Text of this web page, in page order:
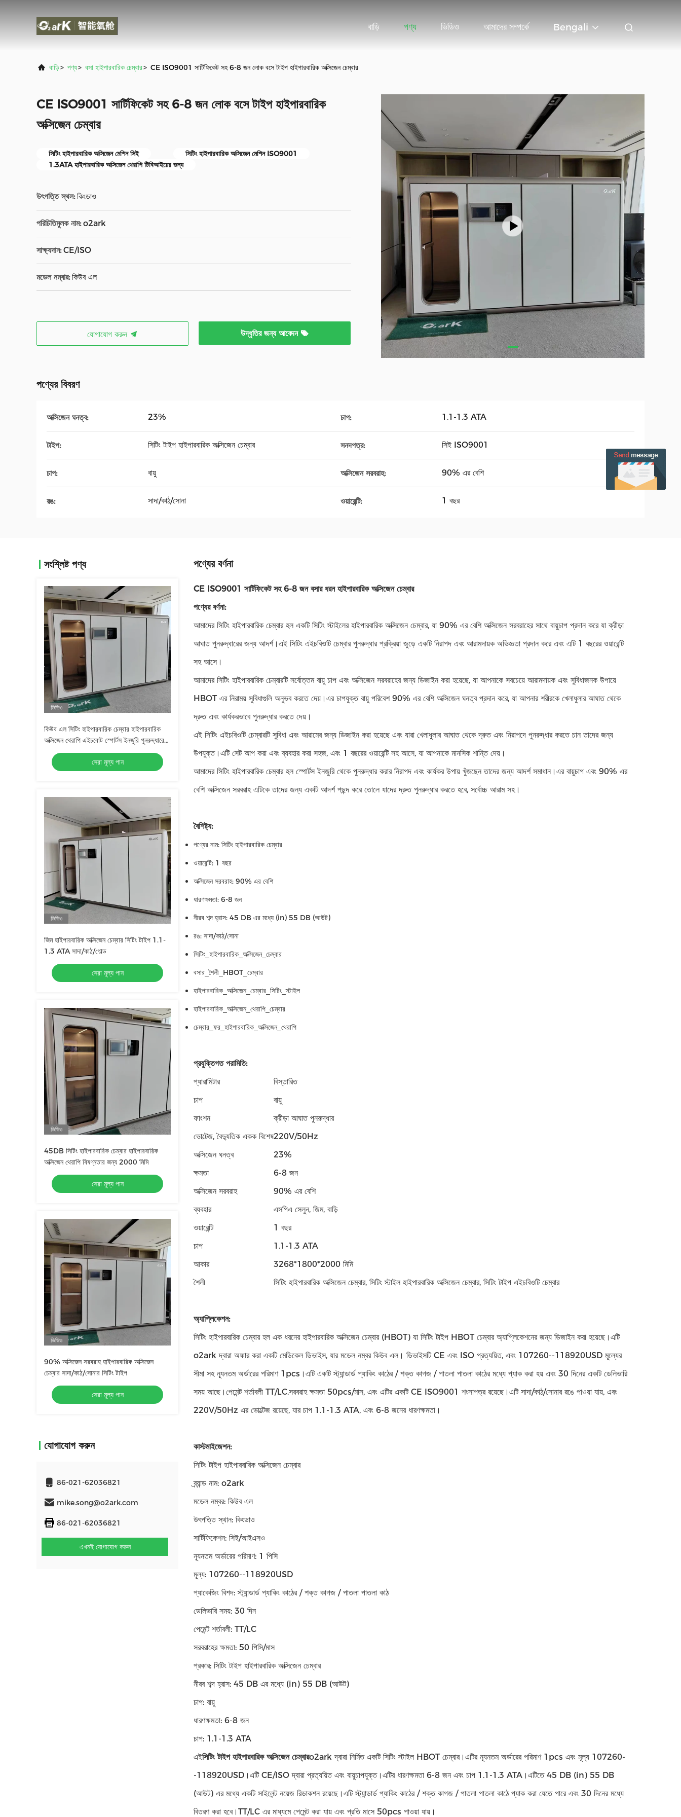
বাড়ি পণ্য ভিডিও আমাদের সম্পর্কে Bengali
বাড়ি> পণ্য> বসা হাইপারবারিক চেম্বার> CE ISO9001 সার্টিফিকেট সহ 6-8 জন লোক বসে টাইপ হাইপারবারিক অক্সিজেন চেম্বার
CE ISO9001 সার্টিফিকেট সহ 6-8 জন লোক বসে টাইপ হাইপারবারিক
অক্সিজেন চেম্বার
সিটিং হাইপারবারিক অক্সিজেন মেশিন সিই
সিটিং হাইপারবারিক অক্সিজেন মেশিন ISO9001
1.3ATA হাইপারবারিক অক্সিজেন থেরাপি টিবিআইয়ের জন্য
উৎপত্তি স্থল: কিংডাও
পরিচিতিমুলক নাম: o2ark
সাক্ষ্যদান: CE/ISO
মডেল নম্বার: কিউব এল
যোগাযোগ করুন উদ্ধৃতির জন্য আবেদন
পণ্যের বিবরণ
অক্সিজেন ঘনত্ব: 23% চাপ: 1.1-1.3 ATA
টাইপ: সিটিং টাইপ হাইপারবারিক অক্সিজেন চেম্বার সনদপত্র: সিই ISO9001
চাপ: বায়ু অক্সিজেন সরবরাহ: 90% এর বেশি
রঙ: সাদা/কাঠ/সোনা ওয়ারেন্টি: 1 বছর
সংশ্লিষ্ট পণ্য
ভিডিও
কিউব এল সিটিং হাইপারবারিক চেম্বার হাইপারবারিক
অক্সিজেন থেরাপি এইচবোট স্পোর্টস ইনজুরি পুনরুদ্ধারের
সেরা মূল্য পান
ভিডিও
জিম হাইপারবারিক অক্সিজেন চেম্বার সিটিং টাইপ 1.1-
1.3 ATA সাদা/কাঠ/গোল্ড
সেরা মূল্য পান
ভিডিও
45DB সিটিং হাইপারবারিক চেম্বার হাইপারবারিক
অক্সিজেন থেরাপি বিষণ্নতার জন্য 2000 মিমি
সেরা মূল্য পান
ভিডিও
90% অক্সিজেন সরবরাহ হাইপারবারিক অক্সিজেন
চেম্বার সাদা/কাঠ/সোনার সিটিং টাইপ
সেরা মূল্য পান
যোগাযোগ করুন
86-021-62036821
mike.song@o2ark.com
86-021-62036821
এখনই যোগাযোগ করুন
পণ্যের বর্ণনা
CE ISO9001 সার্টিফিকেট সহ 6-8 জন বসার ধরন হাইপারবারিক অক্সিজেন চেম্বার
পণ্যের বর্ণনা:
আমাদের সিটিং হাইপারবারিক চেম্বার হল একটি সিটিং স্টাইলের হাইপারবারিক অক্সিজেন চেম্বার, যা 90% এর বেশি অক্সিজেন সরবরাহের সাথে বায়ুচাপ প্রদান করে যা ক্রীড়া
আঘাত পুনরুদ্ধারের জন্য আদর্শ।এই সিটিং এইচবিওটি চেম্বার পুনরুদ্ধার প্রক্রিয়া জুড়ে একটি নিরাপদ এবং আরামদায়ক অভিজ্ঞতা প্রদান করে এবং এটি 1 বছরের ওয়ারেন্টি
সহ আসে।
আমাদের সিটিং হাইপারবারিক চেম্বারটি সর্বোত্তম বায়ু চাপ এবং অক্সিজেন সরবরাহের জন্য ডিজাইন করা হয়েছে, যা আপনাকে সবচেয়ে আরামদায়ক এবং সুবিধাজনক উপায়ে
HBOT এর নিরাময় সুবিধাগুলি অনুভব করতে দেয়।এর চাপযুক্ত বায়ু পরিবেশ 90% এর বেশি অক্সিজেন ঘনত্ব প্রদান করে, যা আপনার শরীরকে খেলাধুলার আঘাত থেকে
দ্রুত এবং কার্যকরভাবে পুনরুদ্ধার করতে দেয়।
এই সিটিং এইচবিওটি চেম্বারটি সুবিধা এবং আরামের জন্য ডিজাইন করা হয়েছে এবং যারা খেলাধুলার আঘাত থেকে দ্রুত এবং নিরাপদে পুনরুদ্ধার করতে চান তাদের জন্য
উপযুক্ত।এটি সেট আপ করা এবং ব্যবহার করা সহজ, এবং 1 বছরের ওয়ারেন্টি সহ আসে, যা আপনাকে মানসিক শান্তি দেয়।
আমাদের সিটিং হাইপারবারিক চেম্বার হল স্পোর্টস ইনজুরি থেকে পুনরুদ্ধার করার নিরাপদ এবং কার্যকর উপায় খুঁজছেন তাদের জন্য আদর্শ সমাধান।এর বায়ুচাপ এবং 90% এর
বেশি অক্সিজেন সরবরাহ এটিকে তাদের জন্য একটি আদর্শ পছন্দ করে তোলে যাদের দ্রুত পুনরুদ্ধার করতে হবে, সর্বোচ্চ আরাম সহ।
বৈশিষ্ট্য:
পণ্যের নাম: সিটিং হাইপারবারিক চেম্বার
ওয়ারেন্টি: 1 বছর
অক্সিজেন সরবরাহ: 90% এর বেশি
ধারণক্ষমতা: 6-8 জন
নীরব শব্দ হ্রাস: 45 DB এর মধ্যে (in) 55 DB (আউট)
রঙ: সাদা/কাঠ/সোনা
সিটিং_হাইপারবারিক_অক্সিজেন_চেম্বার
বসার_শৈলী_HBOT_চেম্বার
হাইপারবারিক_অক্সিজেন_চেম্বার_সিটিং_স্টাইল
হাইপারবারিক_অক্সিজেন_থেরাপি_চেম্বার
চেম্বার_ফর_হাইপারবারিক_অক্সিজেন_থেরাপি
প্রযুক্তিগত পরামিতি:
প্যারামিটার
বিস্তারিত
চাপ
বায়ু
ফাংশন
ক্রীড়া আঘাত পুনরুদ্ধার
ভোল্টেজ, বৈদ্যুতিক একক বিশেষ220V/50Hz
অক্সিজেন ঘনত্ব
23%
ক্ষমতা
6-8 জন
অক্সিজেন সরবরাহ
90% এর বেশি
ব্যবহার
এসপিএ সেলুন, জিম, বাড়ি
ওয়ারেন্টি
1 বছর
চাপ
1.1-1.3 ATA
আকার
3268*1800*2000 মিমি
শৈলী
সিটিং হাইপারবারিক অক্সিজেন চেম্বার, সিটিং স্টাইল হাইপারবারিক অক্সিজেন চেম্বার, সিটিং টাইপ এইচবিওটি চেম্বার
অ্যাপ্লিকেশন:
সিটিং হাইপারবারিক চেম্বার হল এক ধরনের হাইপারবারিক অক্সিজেন চেম্বার (HBOT) যা সিটিং টাইপ HBOT চেম্বার অ্যাপ্লিকেশনের জন্য ডিজাইন করা হয়েছে।এটি
o2ark দ্বারা অফার করা একটি মেডিকেল ডিভাইস, যার মডেল নম্বর কিউব এল। ডিভাইসটি CE এবং ISO প্রত্যয়িত, এবং 107260--118920USD মূল্যের
সীমা সহ ন্যূনতম অর্ডারের পরিমাণ 1pcs।এটি একটি স্ট্যান্ডার্ড প্যাকিং কাঠের / শক্ত কাগজ / পাতলা পাতলা কাঠের মধ্যে প্যাক করা হয় এবং 30 দিনের একটি ডেলিভারি
সময় আছে।পেমেন্ট শর্তাবলী TT/LC.সরবরাহ ক্ষমতা 50pcs/মাস, এবং এটির একটি CE ISO9001 শংসাপত্র রয়েছে।এটি সাদা/কাঠ/সোনার রঙে পাওয়া যায়, এবং
220V/50Hz এর ভোল্টেজ রয়েছে, যার চাপ 1.1-1.3 ATA, এবং 6-8 জনের ধারণক্ষমতা।
কাস্টমাইজেশন:
সিটিং টাইপ হাইপারবারিক অক্সিজেন চেম্বার
ব্র্যান্ড নাম: o2ark
মডেল নম্বর: কিউব এল
উৎপত্তি স্থান: কিংডাও
সার্টিফিকেশন: সিই/আইএসও
ন্যূনতম অর্ডারের পরিমাণ: 1 পিসি
মূল্য: 107260--118920USD
প্যাকেজিং বিশদ: স্ট্যান্ডার্ড প্যাকিং কাঠের / শক্ত কাগজ / পাতলা পাতলা কাঠ
ডেলিভারি সময়: 30 দিন
পেমেন্ট শর্তাবলী: TT/LC
সরবরাহের ক্ষমতা: 50 পিসি/মাস
প্রকার: সিটিং টাইপ হাইপারবারিক অক্সিজেন চেম্বার
নীরব শব্দ হ্রাস: 45 DB এর মধ্যে (in) 55 DB (আউট)
চাপ: বায়ু
ধারণক্ষমতা: 6-8 জন
চাপ: 1.1-1.3 ATA
এইসিটিং টাইপ হাইপারবারিক অক্সিজেন চেম্বারo2ark দ্বারা নির্মিত একটি সিটিং স্টাইল HBOT চেম্বার।এটির ন্যূনতম অর্ডারের পরিমাণ 1pcs এবং মূল্য 107260-
-118920USD।এটি CE/ISO দ্বারা প্রত্যয়িত এবং বায়ুচাপযুক্ত।এটির ধারণক্ষমতা 6-8 জন এবং চাপ 1.1-1.3 ATA।এটিতে 45 ​​DB (in) 55 DB
(আউট) এর মধ্যে একটি সাইলেন্ট নয়েজ রিডাকশন রয়েছে।এটি স্ট্যান্ডার্ড প্যাকিং কাঠের / শক্ত কাগজ / পাতলা পাতলা কাঠে প্যাক করা যেতে পারে এবং 30 দিনের মধ্যে
বিতরণ করা হবে।TT/LC এর মাধ্যমে পেমেন্ট করা যায় এবং প্রতি মাসে 50pcs পাওয়া যায়।